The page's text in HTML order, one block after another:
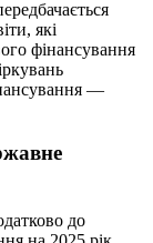
які
фінансування
—
до